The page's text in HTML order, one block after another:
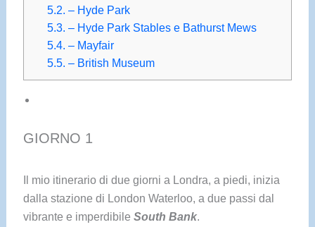
5.2. – Hyde Park
5.3. – Hyde Park Stables e Bathurst Mews
5.4. – Mayfair
5.5. – British Museum
GIORNO 1
Il mio itinerario di due giorni a Londra, a piedi, inizia
dalla stazione di London Waterloo, a due passi dal
vibrante e imperdibile South Bank.